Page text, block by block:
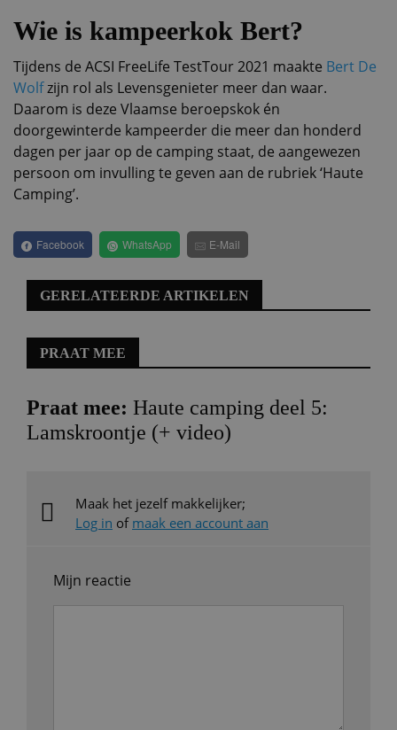
Wie is kampeerkok Bert?
Tijdens de ACSI FreeLife TestTour 2021 maakte Bert De
Wolfzijn rol als Levensgenieter meer dan waar.
Daarom is deze Vlaamse beroepskok én
doorgewinterde kampeerder die meer dan honderd
dagen per jaar op de camping staat, de aangewezen
persoon om invulling te geven aan de rubriek ‘Haute
Camping’.
Facebook WhatsApp E-Mail
GERELATEERDE ARTIKELEN
PRAAT MEE
Praat mee: Haute camping deel 5:
Lamskroontje (+ video)
Maak het jezelf makkelijker;
Log in of maak een account aan
Mijn reactie